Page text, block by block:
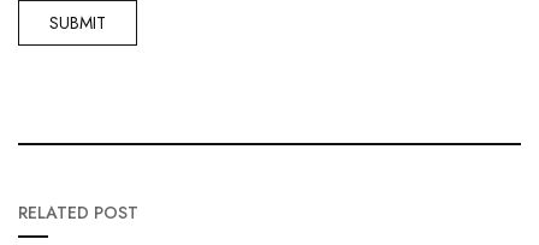
RELATED POST